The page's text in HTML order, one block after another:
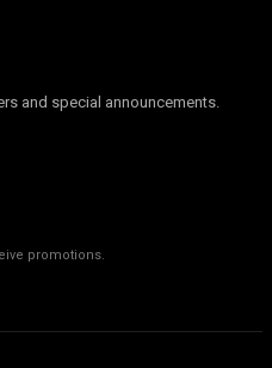
and special announcements.
promotions.